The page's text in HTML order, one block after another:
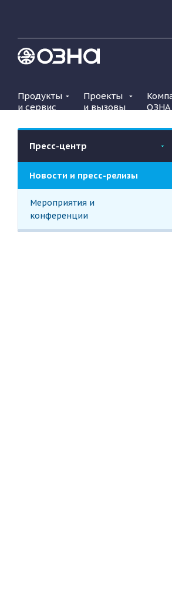
Продукты
и сервис
Проекты
и вызовы
ОЗНА
Пресс-центр
Новости и пресс-релизы
Мероприятия и
конференции